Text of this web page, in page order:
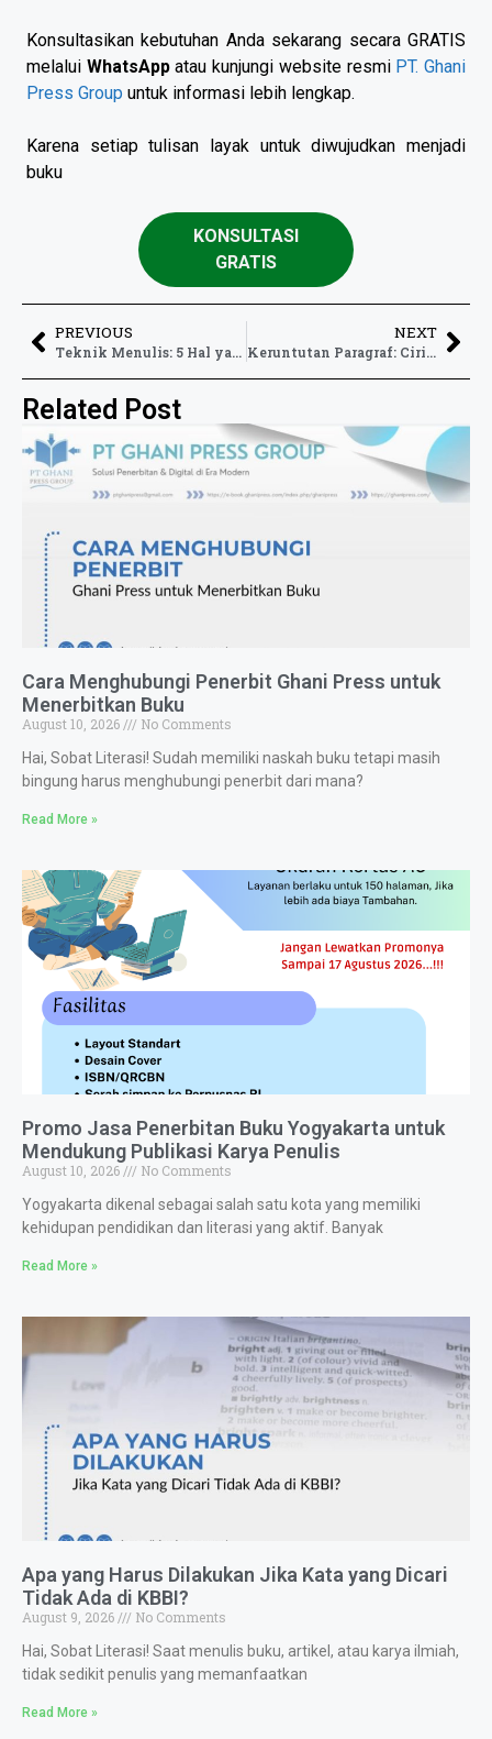
Konsultasikan kebutuhan Anda sekarang secara GRATIS
melalui WhatsAppatau kunjungi website resmi PT. Ghani
Press Group untuk informasi lebih lengkap.
Karena setiap tulisan layak untuk diwujudkan menjadi
buku
KONSULTASI
GRATIS
PREVIOUS
Teknik Menulis: 5 Hal yang Perlu Anda Ingat tentang Alinea
NEXT
Keruntutan Paragraf: Ciri, Jenis, dan Manfaatnya bagi Penulis
Related Post
Cara Menghubungi Penerbit Ghani Press untuk
Menerbitkan Buku
August 10, 2026
No Comments
Hai, Sobat Literasi! Sudah memiliki naskah buku tetapi masih
bingung harus menghubungi penerbit dari mana?
Read More »
Promo Jasa Penerbitan Buku Yogyakarta untuk
Mendukung Publikasi Karya Penulis
August 10, 2026
No Comments
Yogyakarta dikenal sebagai salah satu kota yang memiliki
kehidupan pendidikan dan literasi yang aktif. Banyak
Read More »
Apa yang Harus Dilakukan Jika Kata yang Dicari
Tidak Ada di KBBI?
August 9, 2026
No Comments
Hai, Sobat Literasi! Saat menulis buku, artikel, atau karya ilmiah,
tidak sedikit penulis yang memanfaatkan
Read More »